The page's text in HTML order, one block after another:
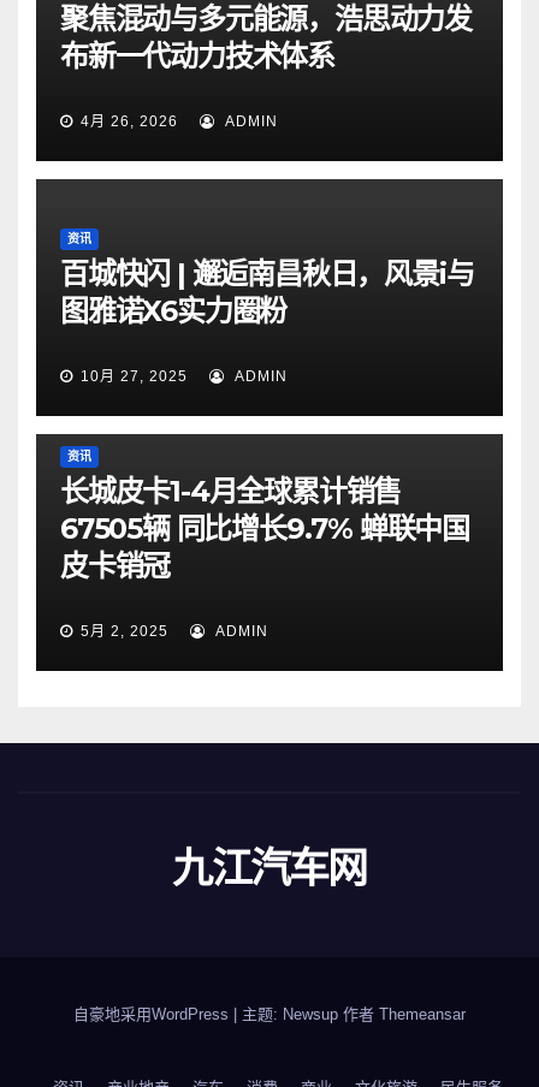
聚焦混动与多元能源，浩思动力发
布新一代动力技术体系
4月 26, 2026 ADMIN
资讯
百城快闪 | 邂逅南昌秋日，风景i与
图雅诺X6实力圈粉
10月 27, 2025 ADMIN
资讯
长城皮卡1-4月全球累计销售
67505辆 同比增长9.7% 蝉联中国
皮卡销冠
5月 2, 2025 ADMIN
九江汽车网
自豪地采用WordPress 主题: Newsup 作者 Themeansar